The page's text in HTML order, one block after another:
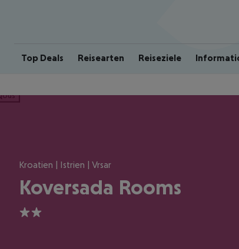
Top Deals Reisearten Reiseziele
Kroatien | Istrien | Vrsar
Koversada Rooms
2